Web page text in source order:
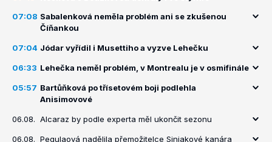
07:08 Sabalenková neměla problém ani se zkušenou
Číňankou
07:04 Jódar vyřídil i Musettiho a vyzve Lehečku
06:33 Lehečka neměl problém, v Montrealu je v osmifinále
05:57 Bartůňková po třísetovém boji podlehla
Anisimovové
06.08. Alcaraz by podle experta měl ukončit sezonu
06.08. Pegulaová nadělila přemožitelce Siniakové kanára